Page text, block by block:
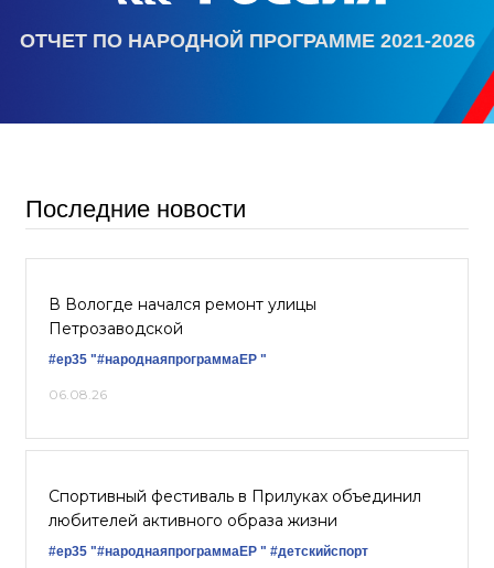
ОТЧЕТ ПО НАРОДНОЙ ПРОГРАММЕ 2021-2026
Последние новости
В Вологде начался ремонт улицы
Петрозаводской
#ер35 "#народнаяпрограммаЕР "
06.08.26
Спортивный фестиваль в Прилуках объединил
любителей активного образа жизни
#ер35 "#народнаяпрограммаЕР " #детскийспорт